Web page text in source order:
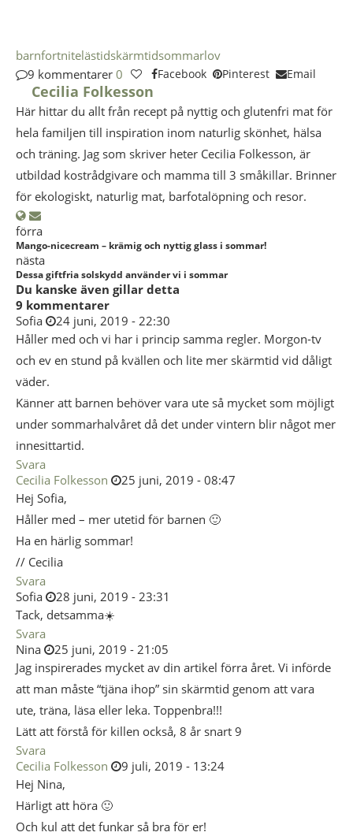
barnfortnitelästidskärmtidsommarlov
9 kommentarer 0 Facebook Pinterest Email
Cecilia Folkesson
Här hittar du allt från recept på nyttig och glutenfri mat för
hela familjen till inspiration inom naturlig skönhet, hälsa
och träning. Jag som skriver heter Cecilia Folkesson, är
utbildad kostrådgivare och mamma till 3 småkillar. Brinner
för ekologiskt, naturlig mat, barfotalöpning och resor.
förra
Mango-nicecream – krämig och nyttig glass i sommar!
nästa
Dessa giftfria solskydd använder vi i sommar
Du kanske även gillar detta
9 kommentarer
Sofia
24 juni, 2019 - 22:30
Håller med och vi har i princip samma regler. Morgon-tv
och ev en stund på kvällen och lite mer skärmtid vid dåligt
väder.
Känner att barnen behöver vara ute så mycket som möjligt
under sommarhalvåret då det under vintern blir något mer
innesittartid.
Svara
Cecilia Folkesson
25 juni, 2019 - 08:47
Hej Sofia,
Håller med – mer utetid för barnen 🙂
Ha en härlig sommar!
// Cecilia
Svara
Sofia
28 juni, 2019 - 23:31
Tack, detsamma☀️
Svara
Nina
25 juni, 2019 - 21:05
Jag inspirerades mycket av din artikel förra året. Vi införde
att man måste “tjäna ihop” sin skärmtid genom att vara
ute, träna, läsa eller leka. Toppenbra!!!
Lätt att förstå för killen också, 8 år snart 9
Svara
Cecilia Folkesson
9 juli, 2019 - 13:24
Hej Nina,
Härligt att höra 🙂
Och kul att det funkar så bra för er!